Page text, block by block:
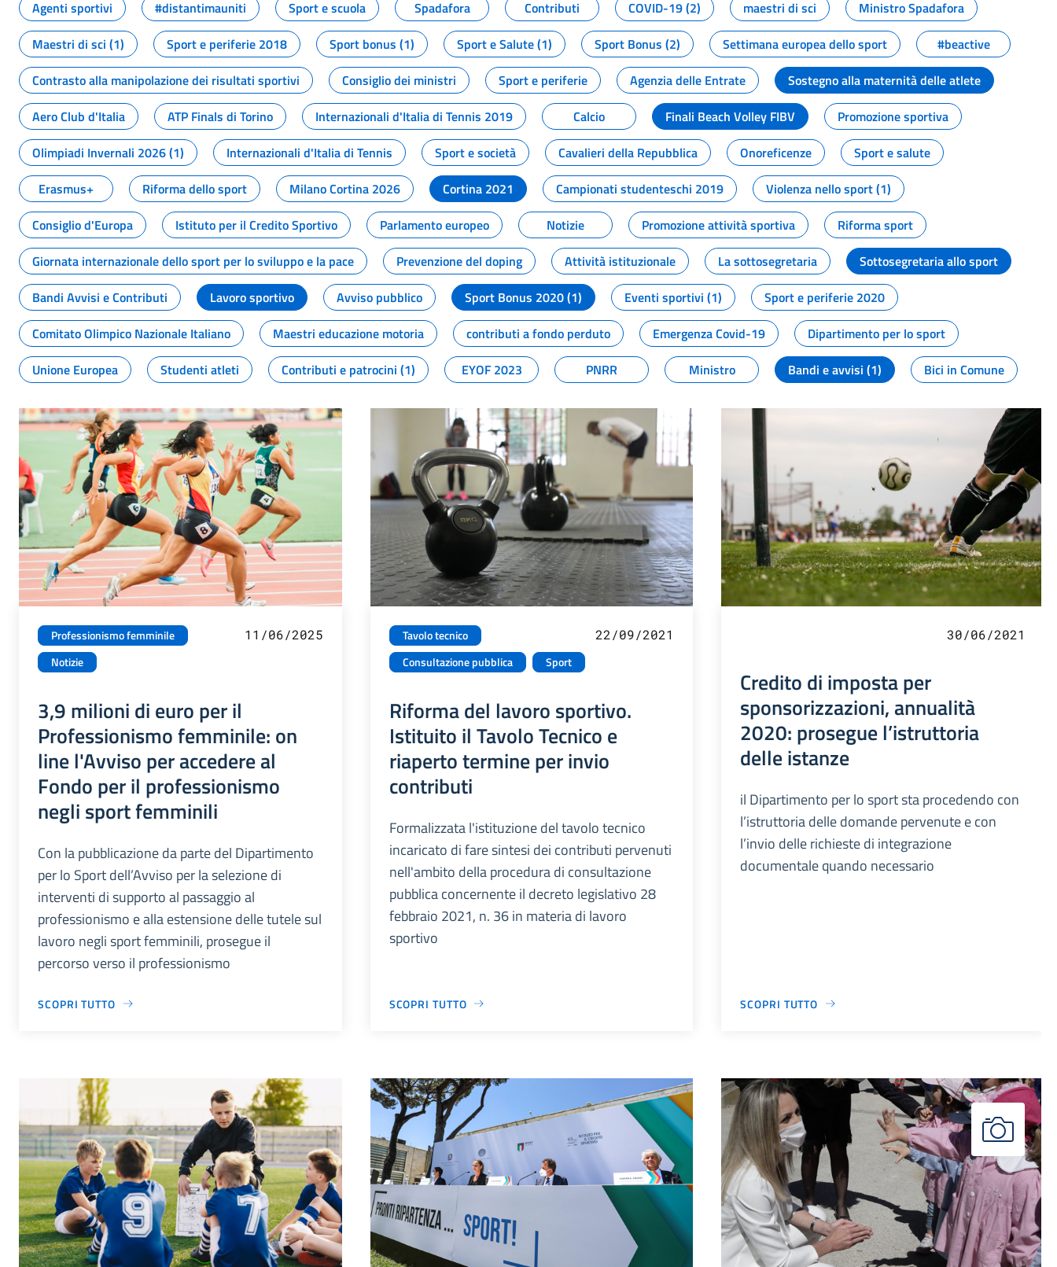
Agenti sportivi
#distantimauniti Sport e scuola Spadafora Contributi COVID-19 (2) maestri di sci
Ministro Spadafora
Maestri di sci (1)
Sport e periferie 2018 Sport bonus (1) Sport e Salute (1) Sport Bonus (2) Settimana europea dello sport
#beactive
Contrasto alla manipolazione dei risultati sportivi
Consiglio dei ministri Sport e periferie Agenzia delle Entrate
Sostegno alla maternità delle atlete
Aero Club d'Italia
ATP Finals di Torino Internazionali d'Italia di Tennis 2019 Calcio Finali Beach Volley FIBV
Promozione sportiva
Olimpiadi Invernali 2026 (1)
Internazionali d'Italia di Tennis Sport e società Cavalieri della Repubblica Onoreficenze
Sport e salute
Erasmus+
Riforma dello sport Milano Cortina 2026 Cortina 2021 Campionati studenteschi 2019
Violenza nello sport (1)
Consiglio d'Europa
Istituto per il Credito Sportivo Parlamento europeo Notizie Promozione attività sportiva
Riforma sport
Giornata internazionale dello sport per lo sviluppo e la pace
Prevenzione del doping Attività istituzionale La sottosegretaria
Sottosegretaria allo sport
Bandi Avvisi e Contributi
Lavoro sportivo Avviso pubblico Sport Bonus 2020 (1) Eventi sportivi (1)
Sport e periferie 2020
Comitato Olimpico Nazionale Italiano
Maestri educazione motoria contributi a fondo perduto Emergenza Covid-19
Dipartimento per lo sport
Unione Europea
Studenti atleti Contributi e patrocini (1) EYOF 2023 PNRR Ministro Bandi e avvisi (1) Bici in Comune
Professionismo femminile
Notizie
11/06/2025
3,9 milioni di euro per il
Professionismo femminile: on
line l'Avviso per accedere al
Fondo per il professionismo
negli sport femminili
Con la pubblicazione da parte del Dipartimento
per lo Sport dell’Avviso per la selezione di
interventi di supporto al passaggio al
professionismo e alla estensione delle tutele sul
lavoro negli sport femminili, prosegue il
percorso verso il professionismo
SCOPRI TUTTO
Tavolo tecnico
Consultazione pubblica
Sport
22/09/2021
Riforma del lavoro sportivo.
Istituito il Tavolo Tecnico e
riaperto termine per invio
contributi
Formalizzata l'istituzione del tavolo tecnico
incaricato di fare sintesi dei contributi pervenuti
nell'ambito della procedura di consultazione
pubblica concernente il decreto legislativo 28
febbraio 2021, n. 36 in materia di lavoro
sportivo
SCOPRI TUTTO
30/06/2021
Credito di imposta per
sponsorizzazioni, annualità
2020: prosegue l’istruttoria
delle istanze
il Dipartimento per lo sport sta procedendo con
l’istruttoria delle domande pervenute e con
l’invio delle richieste di integrazione
documentale quando necessario
SCOPRI TUTTO